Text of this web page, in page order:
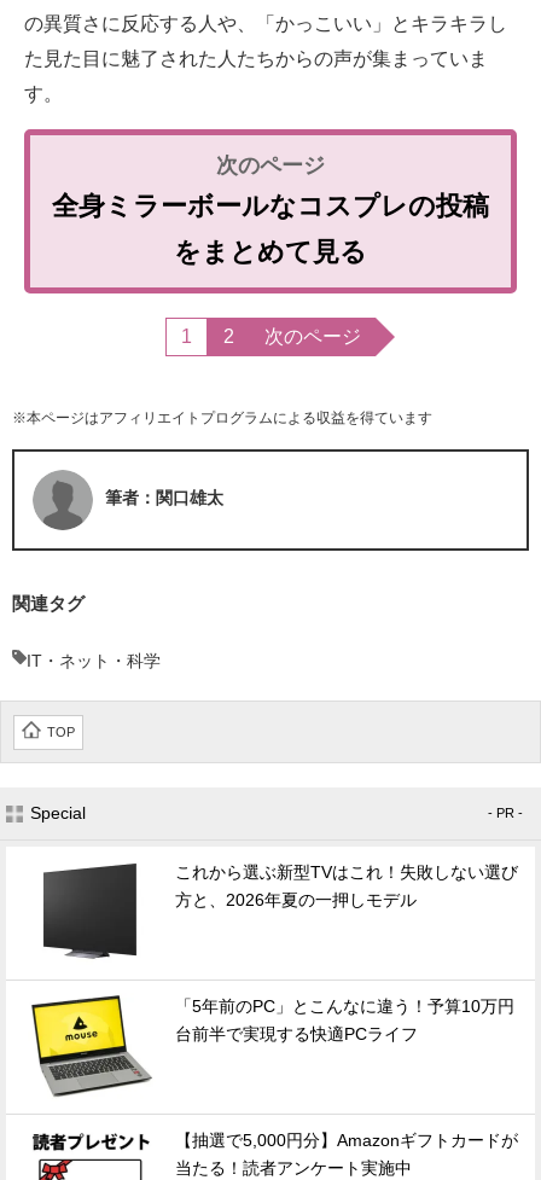
の異質さに反応する人や、「かっこいい」とキラキラし
た見た目に魅了された人たちからの声が集まっていま
す。
全身ミラーボールなコスプレの投稿
をまとめて見る
1 2 次のページ
※本ページはアフィリエイトプログラムによる収益を得ています
筆者：関口雄太
関連タグ
IT・ネット・科学
TOP
Special - PR -
これから選ぶ新型TVはこれ！失敗しない選び
方と、2026年夏の一押しモデル
「5年前のPC」とこんなに違う！予算10万円
台前半で実現する快適PCライフ
【抽選で5,000円分】Amazonギフトカードが
当たる！読者アンケート実施中